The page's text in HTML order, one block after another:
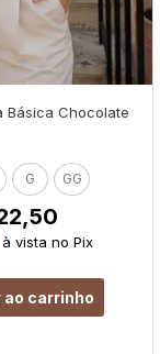
Básica Chocolate
G GG
à vista no Pix
carrinho